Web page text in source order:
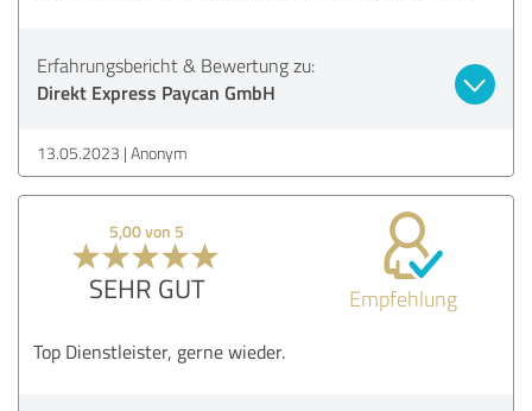
Erfahrungsbericht & Bewertung zu:
Direkt Express Paycan GmbH
13.05.2023 Anonym
5,00 von 5
SEHR GUT Empfehlung
Top Dienstleister, gerne wieder.